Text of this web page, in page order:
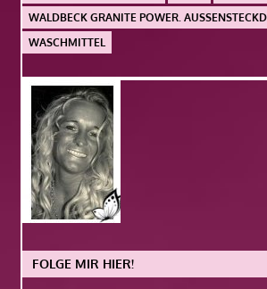
WALDBECK GRANITE POWER.
WASCHMITTEL
FOLGE MIR HIER!